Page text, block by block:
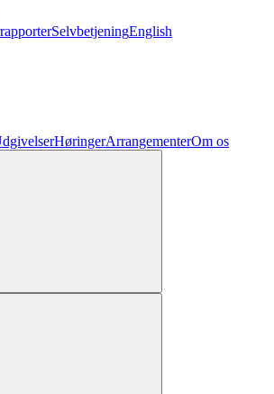
SelvbetjeningEnglish
HøringerArrangementerOm os